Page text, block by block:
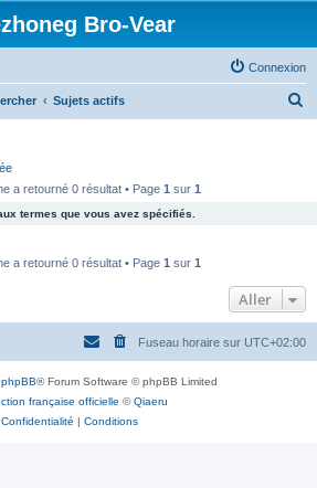
Bro-Vear
Connexion
Sujets actifs
e
r
a retourné 0 résultat • Page 1 sur 1
termes que vous avez spécifiés.
a retourné 0 résultat • Page 1 sur 1
Aller
Fuseau horaire sur UTC+02:00
phpBB® Forum Software © phpBB Limited
française officielle ©Qiaeru
Confidentialité | Conditions